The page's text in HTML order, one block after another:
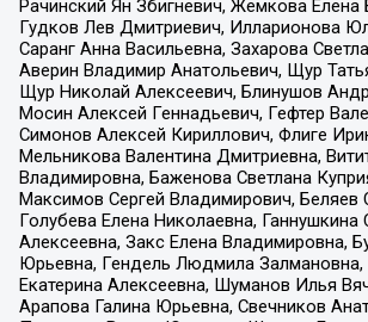
Рачинский Ян Збигневич, Жемкова Елена
Гудков Лев Дмитриевич, Илларионова
Саранг Анна Васильевна, Захарова
Аверин Владимир Анатольевич, Щур
Щур Николай Алексеевич, Блинушов
Мосин Алексей Геннадьевич, Гефтер
Симонов Алексей Кириллович, Флиге
Мельникова Валентина Дмитриевна,
Владимировна, Баженова Светлана
Максимов Сергей Владимирович, Беляев
Голубева Елена Николаевна, Ганнушкина
Алексеевна, Закс Елена Владимировна,
Юрьевна, Гендель Людмила Залмановна,
Екатерина Алексеевна, Шуманов Илья
Арапова Галина Юрьевна, Свечников